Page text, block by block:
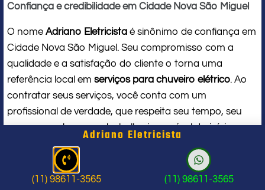
Confiança e credibilidade em Cidade Nova São Miguel
O nome Adriano Eletricista é sinônimo de confiança em
Cidade Nova São Miguel. Seu compromisso com a
qualidade e a satisfação do cliente o torna uma
referência local em serviços para chuveiro elétrico. Ao
contratar seus serviços, você conta com um
profissional de verdade, que respeita seu tempo, seu
espaço e entrega um trabalho impecável do início ao
Problema com chuveiro: sinais que
Adriano Eletricista
(11) 98611-3565 (11) 98611-3565